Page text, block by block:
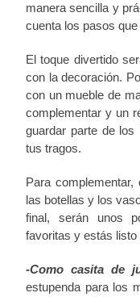
manera sencilla y
cuenta los pasos
El toque divertido
con la decoración.
con un mueble de
complementar y un
guardar parte de
tus tragos.
Para
las botellas y los
final, serán unos
favoritas y estás listo
-Como casita de
estupenda para los